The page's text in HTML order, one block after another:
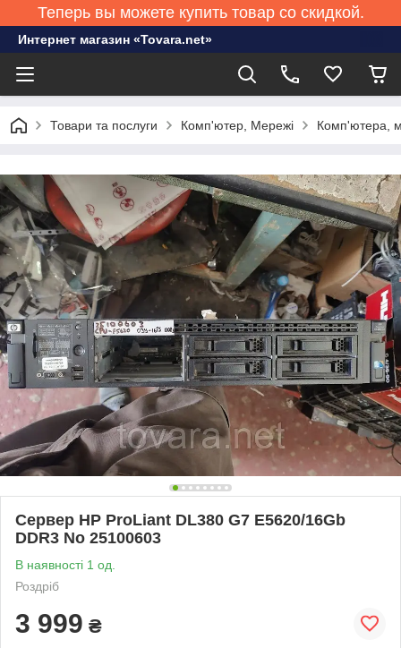
Теперь вы можете купить товар со скидкой.
Интернет магазин «Tovara.net»
Товари та послуги Комп'ютер, Мережі Комп'ютера,
Сервер HP ProLiant DL380 G7 E5620/16Gb
DDR3 No 25100603
В наявності 1 од.
Роздріб
3 999 ₴